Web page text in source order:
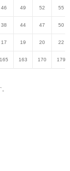
46 49 52 55
38 44 47 50
17 19 20 22
165 163 170 179